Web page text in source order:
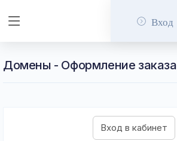
Вход
Домены - Оформление заказа